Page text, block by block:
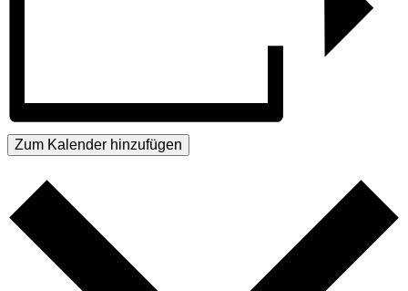
Zum Kalender hinzufügen